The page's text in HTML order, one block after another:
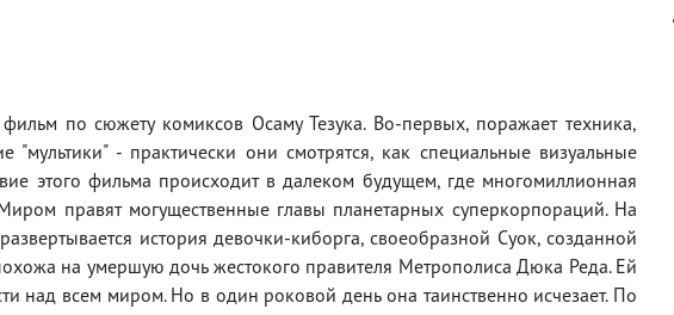
по сюжету комиксов Осаму Тезука. Во-первых, поражает техника,
"мультики" - практически они смотрятся, как специальные визуальные
этого фильма происходит в далеком будущем, где многомиллионная
правят могущественные главы планетарных суперкорпораций. На
история девочки-киборга, своеобразной Суок, созданной
на умершую дочь жестокого правителя Метрополиса Дюка Реда. Ей
над всем миром. Но в один роковой день она таинственно исчезает. По